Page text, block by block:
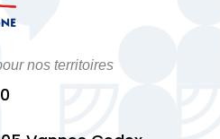
nos territoires